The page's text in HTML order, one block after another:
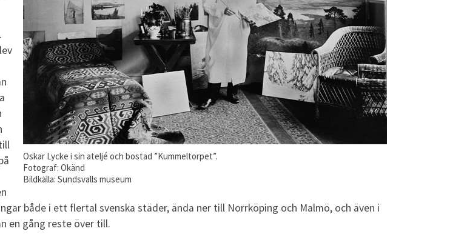
Oskar Lycke i sin ateljé och bostad ”Kummeltorpet”.
Fotograf: Okänd
Bildkälla: Sundsvalls museum
både i ett flertal svenska städer, ända ner till Norrköping och Malmö, och även i
en gång reste över till.